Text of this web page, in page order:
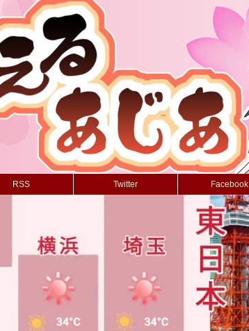
RSS Twitter Facebook